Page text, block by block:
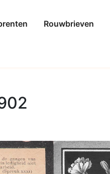
Rouwbrieven